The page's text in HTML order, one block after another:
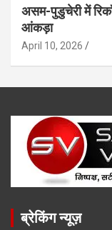
असम-पुडुचेरी में
आंकड़ा
April 10, 2026
ब्रेकिंग न्यूज़